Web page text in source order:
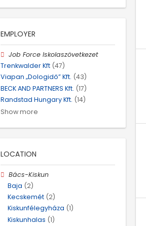
EMPLOYER
Job Force Iskolaszövetkezet
Trenkwalder Kft (47)
Viapan „Dologidő” Kft. (43)
BECK AND PARTNERS Kft. (17)
Randstad Hungary Kft. (14)
Show more
LOCATION
Bács-Kiskun
Baja (2)
Kecskemét (2)
Kiskunfélegyháza (1)
Kiskunhalas (1)